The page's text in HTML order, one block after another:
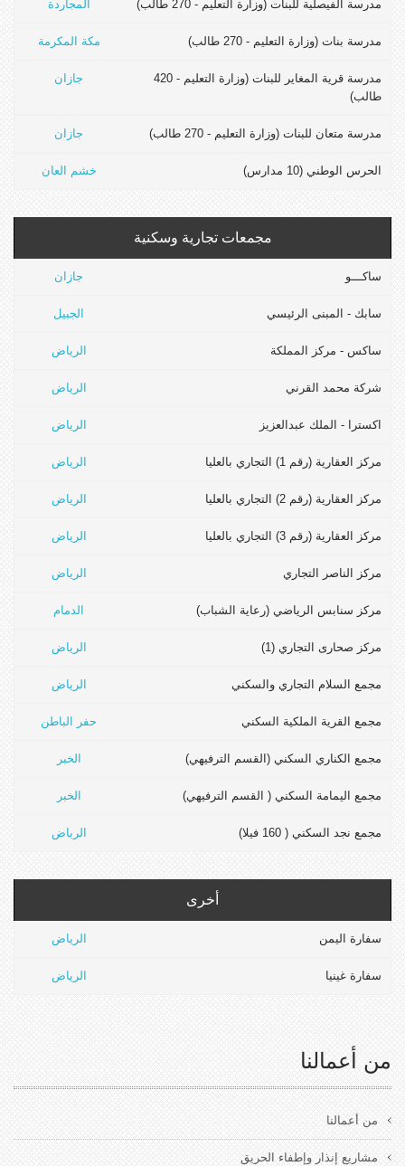
مدرسة الفيصلية للبنات (وزارة التعليم - 270 طالب) المجاردة
مدرسة بنات (وزارة التعليم - 270 طالب) مكة المكرمة
مدرسة قرية المغاير للبنات (وزارة التعليم - 420
طالب)
جازان
مدرسة متعان للبنات (وزارة التعليم - 270 طالب) جازان
الحرس الوطني (10 مدارس) خشم العان
مجمعات تجارية وسكنية
ساكـــو جازان
سابك - المبنى الرئيسي الجبيل
ساكس - مركز المملكة الرياض
شركة محمد القرني الرياض
اكسترا - الملك عبدالعزيز الرياض
مركز العقارية (رقم 1) التجاري بالعليا الرياض
مركز العقارية (رقم 2) التجاري بالعليا الرياض
مركز العقارية (رقم 3) التجاري بالعليا الرياض
مركز الناصر التجاري الرياض
مركز سنابس الرياضي (رعاية الشباب) الدمام
مركز صحارى التجاري (1) الرياض
مجمع السلام التجاري والسكني الرياض
مجمع القرية الملكية السكني حفر الباطن
مجمع الكناري السكني (القسم الترفيهي) الخبر
مجمع اليمامة السكني ( القسم الترفيهي) الخبر
مجمع نجد السكني ( 160 فيلا) الرباض
أخرى
سفارة اليمن الرياض
سفارة غينيا الرياض
من أعمالنا
من أعمالنا
مشاريع إنذار وإطفاء الحريق